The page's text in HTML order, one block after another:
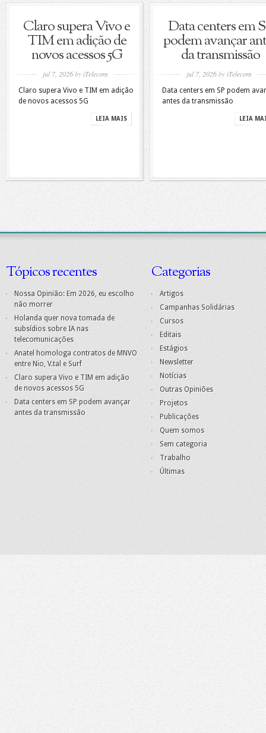
Claro supera Vivo e
TIM em adição de
novos acessos 5G
jul 7, 2026byiTelecom
Claro supera Vivo e TIM em adição
de novos acessos 5G
LEIA MAIS
Data centers em
podem avançar
da transmissão
jul 7, 2026byiTelecom
Data centers em SP podem
antes da transmissão
LEIA
Tópicos recentes
Nossa Opinião: Em 2026, eu escolho
não morrer
Holanda quer nova tomada de
subsídios sobre IA nas
telecomunicações
Anatel homologa contratos de MNVO
entre Nio, V.tal e Surf
Claro supera Vivo e TIM em adição
de novos acessos 5G
Data centers em SP podem avançar
antes da transmissão
Categorias
Artigos
Campanhas Solidárias
Cursos
Editais
Estágios
Newsletter
Notícias
Outras Opiniões
Projetos
Publicações
Quem somos
Sem categoria
Trabalho
Últimas